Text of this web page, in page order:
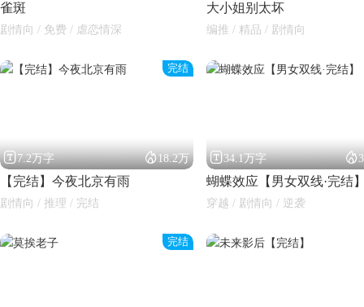
雀斑
剧情向 / 免费 / 虐恋情深
大小姐别太坏
编推 / 精品 / 剧情向
完结
7.2万字 18.2万
【完结】今夜北京有雨
剧情向 / 推理 / 完结
34.1万字 
蝴蝶效应【男女双线·完结
穿越 / 剧情向 / 逆袭
完结